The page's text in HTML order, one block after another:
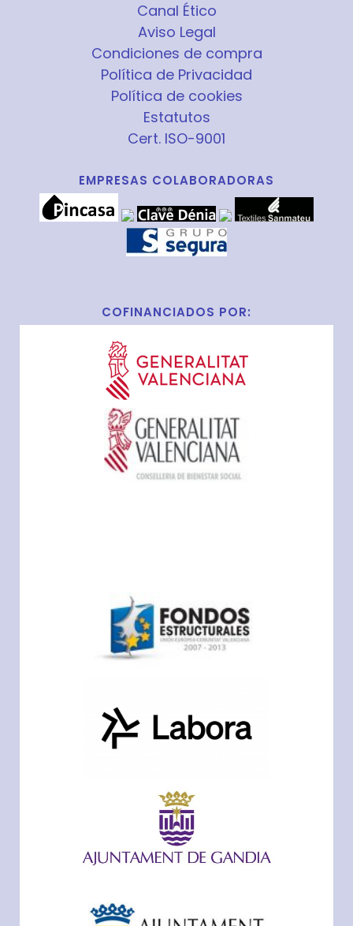
Canal Ético
Aviso Legal
Condiciones de compra
Política de Privacidad
Política de cookies
Estatutos
Cert. ISO-9001
EMPRESAS COLABORADORAS
COFINANCIADOS POR: